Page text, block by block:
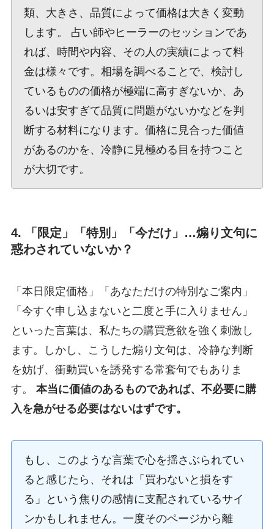
類、大きさ、品質によって価格は大きく変動
します。 占い師やヒーラーのセッションであ
れば、時間や内容、その人の実績によって料
金は様々です。相場を調べることで、検討し
ているものの価格が極端に高すぎないか、あ
るいは安すぎて品質に問題がないかなどを判
断する材料になります。価格に見合った価値
があるのかを、冷静に見極める目を持つこと
が大切です。
4. 「限定」「特別」「今だけ」…煽り文句に
惑わされていないか？
「本日限定価格」「あなただけの特別なご案内」
「今すぐ申し込まないと二度と手に入りません」
といった言葉は、私たちの購買意欲を強く刺激し
ます。しかし、こうした煽り文句は、冷静な判断
を妨げ、衝動買いを誘発する常套句でもありま
す。 本当に価値のあるものであれば、不必要に購
入を急がせる必要はないはずです。
もし、このような言葉で心を揺さぶられてい
ると感じたら、それは「買わないと損をす
る」という焦りの感情に支配されているサイ
ンかもしれません。一度そのページから離